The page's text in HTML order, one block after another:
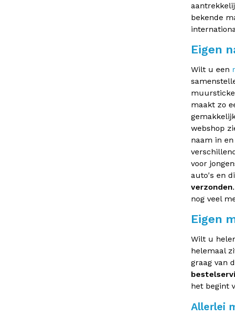
bekende
Eigen
Wilt u een
maakt zo
webshop
naam in
voor
auto's en
verzonden
nog veel
Eigen
Wilt u
helemaal
graag van
het begint
Allerlei